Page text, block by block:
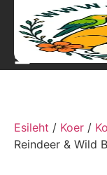
Esileht / Koer /
Reindeer & Wild